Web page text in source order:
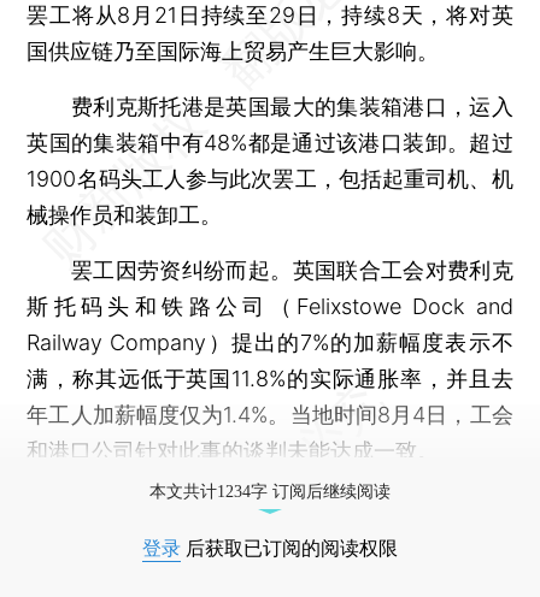
罢工将从8月21日持续至29日，持续8天，将对英
国供应链乃至国际海上贸易产生巨大影响。
费利克斯托港是英国最大的集装箱港口，运入
英国的集装箱中有48%都是通过该港口装卸。超过
1900名码头工人参与此次罢工，包括起重司机、机
械操作员和装卸工。
罢工因劳资纠纷而起。英国联合工会对费利克
斯托码头和铁路公司（Felixstowe Dock and
Railway Company）提出的7%的加薪幅度表示不
满，称其远低于英国11.8%的实际通胀率，并且去
年工人加薪幅度仅为1.4%。当地时间8月4日，工会
和港口公司针对此事的谈判未能达成一致。
本文共计1234字 订阅后继续阅读
登录 后获取已订阅的阅读权限